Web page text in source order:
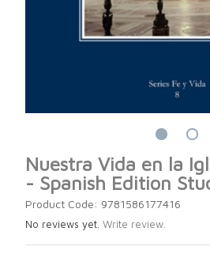
Nuestra Vida en la
- Spanish Edition
Product Code: 9781586177416
No reviews yet. Write review.